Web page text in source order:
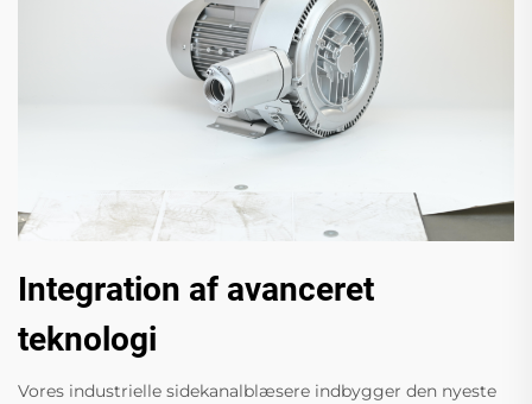
Integration af avanceret
teknologi
Vores industrielle sidekanalblæsere indbygger den nyeste